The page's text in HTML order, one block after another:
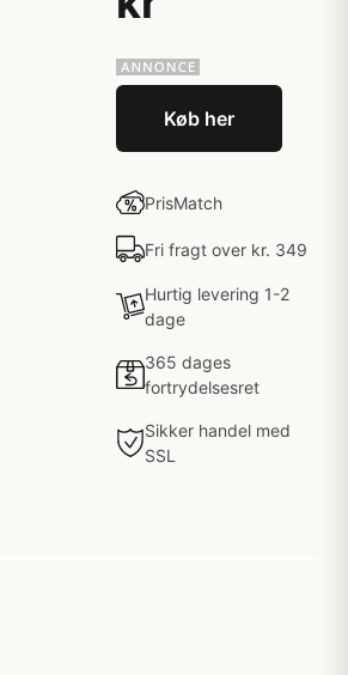
Køb her
PrisMatch
Fri fragt over kr. 349
Hurtig levering 1-2
dage
365 dages
fortrydelsesret
Sikker handel med
SSL